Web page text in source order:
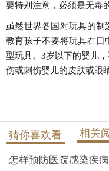
要特别注意，必须是无毒
虽然世界各国对玩具的制
教育孩子不要将玩具在口
型玩具。3岁以下的婴儿
伤或刺伤婴儿的皮肤或眼
猜你喜欢看 相关
怎样预防医院感染疾